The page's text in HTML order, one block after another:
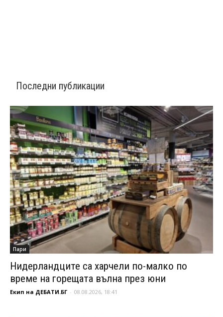
Последни публикации
Пари
Нидерландците са харчели по-малко по
време на горещата вълна през юни
Екип на ДЕБАТИ.БГ - 08.08.2026, 18:41